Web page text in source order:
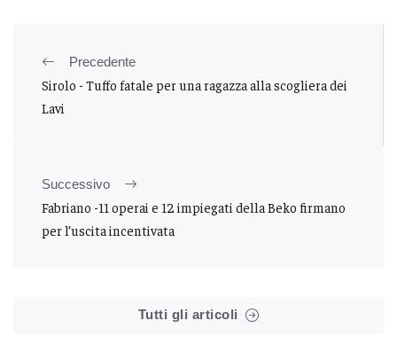
Precedente
Sirolo - Tuffo fatale per una ragazza alla scogliera dei
Lavi
Successivo
Fabriano -11 operai e 12 impiegati della Beko firmano
per l’uscita incentivata
Tutti gli articoli